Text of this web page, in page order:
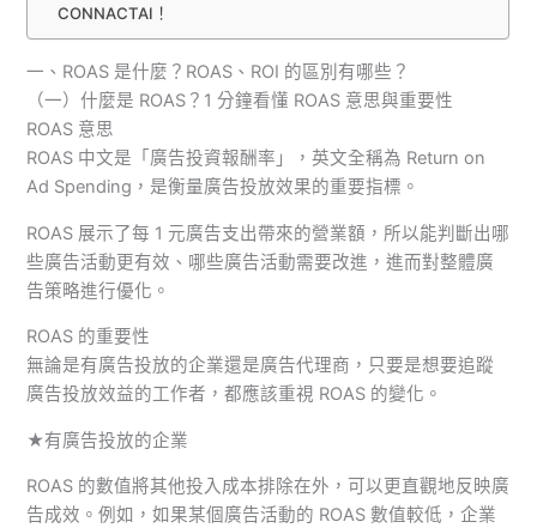
CONNACTAI！
一、ROAS 是什麼？ROAS、ROI 的區別有哪些？
（一）什麼是 ROAS？1 分鐘看懂 ROAS 意思與重要性
ROAS 意思
ROAS 中文是「廣告投資報酬率」，英文全稱為 Return on
Ad Spending，是衡量廣告投放效果的重要指標。
ROAS 展示了每 1 元廣告支出帶來的營業額，所以能判斷出哪
些廣告活動更有效、哪些廣告活動需要改進，進而對整體廣
告策略進行優化。
ROAS 的重要性
無論是有廣告投放的企業還是廣告代理商，只要是想要追蹤
廣告投放效益的工作者，都應該重視 ROAS 的變化。
★有廣告投放的企業
ROAS 的數值將其他投入成本排除在外，可以更直觀地反映廣
告成效。例如，如果某個廣告活動的 ROAS 數值較低，企業